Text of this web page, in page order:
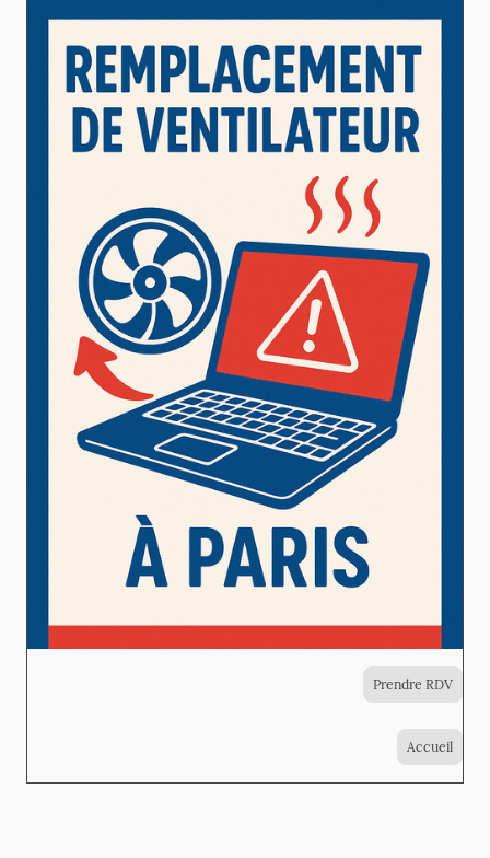
Prendre RDV
Accueil